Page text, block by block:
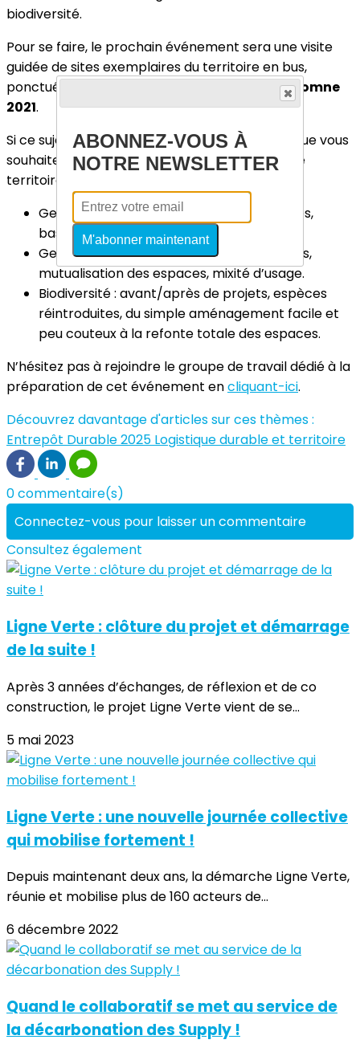
biodiversité.
Pour se faire, le prochain événement sera une visite
guidée de sites exemplaires du territoire en bus,
ponctuée de retours d’expériences,
d’ici l’automne
2021.
Si ce sujet vous intéresse particulièrement et que vous
souhaitez valoriser une initiative présente sur le
territoire sur l’un des trois thèmes suivants :
Gestion de l’eau : bétons drainants, voieries,
bassin de rétention…
Gestion des sols : perméabilisation des sols,
mutualisation des espaces, mixité d’usage.
Biodiversité : avant/après de projets, espèces
réintroduites, du simple aménagement facile et
peu couteux à la refonte totale des espaces.
N’hésitez pas à rejoindre le groupe de travail dédié à la
préparation de cet événement encliquant-ici.
Découvrez davantage d'articles sur ces thèmes :
Entrepôt Durable 2025 Logistique durable et territoire
0 commentaire(s)
Connectez-vous pour laisser un commentaire
Consultez également
Ligne Verte : clôture du projet et démarrage
de la suite !
Après 3 années d’échanges, de réflexion et de co
construction, le projet Ligne Verte vient de se...
5 mai 2023
Ligne Verte : une nouvelle journée collective
qui mobilise fortement !
Depuis maintenant deux ans, la démarche Ligne Verte,
réunie et mobilise plus de 160 acteurs de...
6 décembre 2022
Quand le collaboratif se met au service de
la décarbonation des Supply !
ABONNEZ-VOUS À
NOTRE NEWSLETTER
M'abonner maintenant